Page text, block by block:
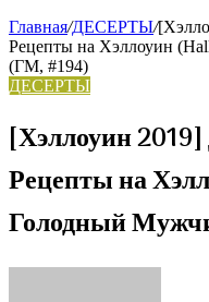
Главная/ДЕСЕРТЫ/
Рецепты на Хэллоуин
(ГМ, #194)
ДЕСЕРТЫ
[Хэллоуин 2019]
Рецепты на
Голодный